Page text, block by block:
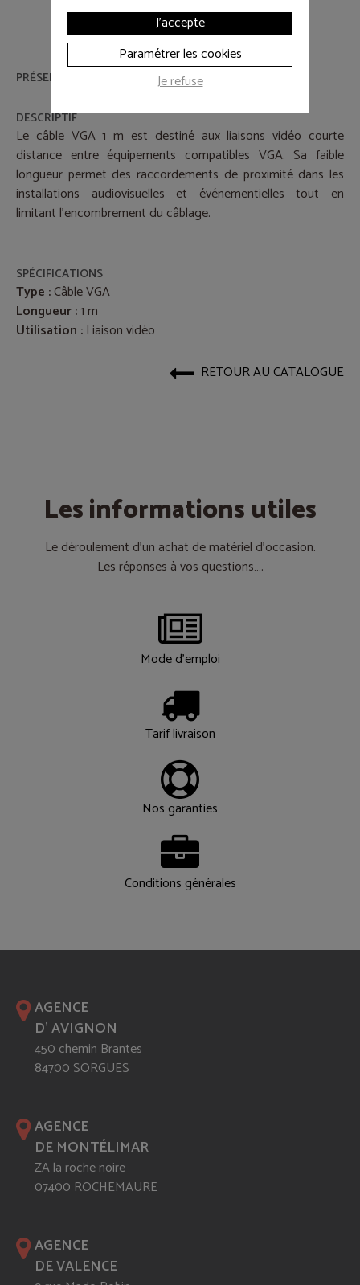
PRÉSENTATION
DESCRIPTIF
Le câble VGA 1 m est destiné aux liaisons vidéo courte
distance entre équipements compatibles VGA. Sa faible
longueur permet des raccordements de proximité dans les
installations audiovisuelles et événementielles tout en
limitant l’encombrement du câblage.
SPÉCIFICATIONS
Type :Câble VGA
Longueur :1 m
Utilisation :Liaison vidéo
RETOUR AU CATALOGUE
Les informations utiles
Le déroulement d’un achat de matériel d’occasion.
Les réponses à vos questions….
Mode d'emploi
Tarif livraison
Nos garanties
Conditions générales
AGENCE
D' AVIGNON
450 chemin Brantes
84700 SORGUES
AGENCE
DE MONTÉLIMAR
ZA la roche noire
07400 ROCHEMAURE
AGENCE
DE VALENCE
J'accepte
Paramétrer les cookies
Je refuse